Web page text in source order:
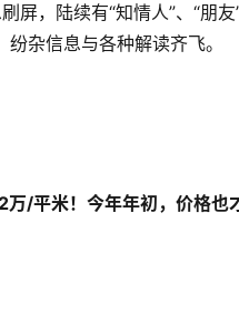
屏，陆续有“知情人”、“朋友
杂信息与各种解读齐飞。
/平米！今年年初，价格也